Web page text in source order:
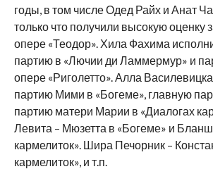
годы, в том числе Одед Райх и Анат
только что получили высокую оценку
опере «Теодор». Хила Фахима
партию в «Лючии ди Ламмермур» и
опере «Риголетто». Алла
партию Мими в «Богеме», главную
партию матери Марии в «Диалогах
Левита – Мюзетта в «Богеме» и
кармелиток». Шира Печорник –
кармелиток», и т.п.